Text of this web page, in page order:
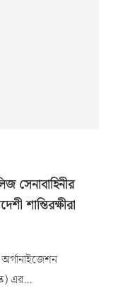
সেনাবাহিনীর
শান্তিরক্ষীরা
এর…